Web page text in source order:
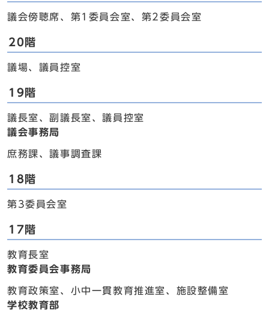
議会傍聴席、第1委員会室、第2委員会室
20階
議場、議員控室
19階
議長室、副議長室、議員控室
議会事務局
庶務課、議事調査課
18階
第3委員会室
17階
教育長室
教育委員会事務局
教育政策室、小中一貫教育推進室、施設整備室
学校教育部